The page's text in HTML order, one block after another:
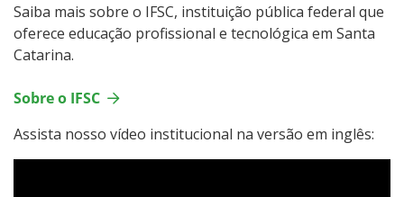
Saiba mais sobre o IFSC, instituição pública federal que
oferece educação profissional e tecnológica em Santa
Catarina.
Sobre o IFSC
Assista nosso vídeo institucional na versão em inglês: